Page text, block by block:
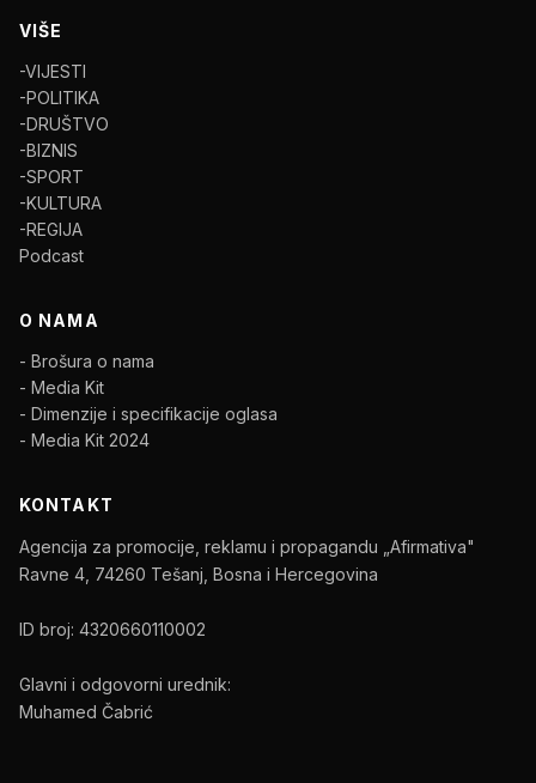
VIŠE
-VIJESTI
-POLITIKA
-DRUŠTVO
-BIZNIS
-SPORT
-KULTURA
-REGIJA
Podcast
O NAMA
- Brošura o nama
- Media Kit
- Dimenzije i specifikacije oglasa
- Media Kit 2024
KONTAKT
Agencija za promocije, reklamu i propagandu „Afirmativa"
Ravne 4, 74260 Tešanj, Bosna i Hercegovina
ID broj: 4320660110002
Glavni i odgovorni urednik:
Muhamed Čabrić